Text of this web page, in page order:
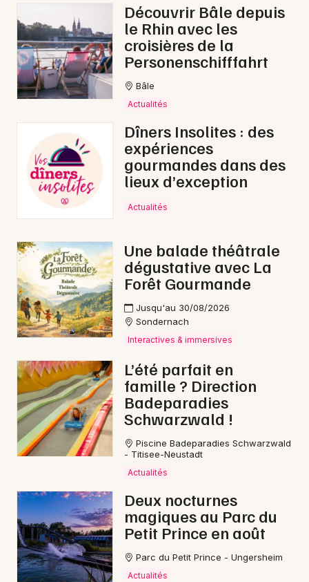
Découvrir Bâle depuis
le Rhin avec les
croisières de la
Personenschifffahrt
Bâle
Actualités
Dîners Insolites : des
expériences
gourmandes dans des
lieux d’exception
Actualités
Une balade théâtrale
dégustative avec La
Forêt Gourmande
Jusqu'au 30/08/2026
Sondernach
Interactives & immersives
L’été parfait en
famille ? Direction
Badeparadies
Schwarzwald !
Piscine Badeparadies Schwarzwald
- Titisee-Neustadt
Actualités
Deux nocturnes
magiques au Parc du
Petit Prince en août
Parc du Petit Prince - Ungersheim
Actualités